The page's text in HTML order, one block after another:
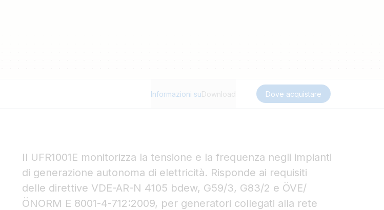
Informazioni suDownload Dove acquistare
Il UFR1001E monitorizza la tensione e la frequenza negli impianti
di generazione autonoma di elettricità. Risponde ai requisiti
delle direttive VDE-AR-N 4105 bdew, G59/3, G83/2 e ÖVE/
ÖNORM E 8001-4-712:2009, per generatori collegati alla rete